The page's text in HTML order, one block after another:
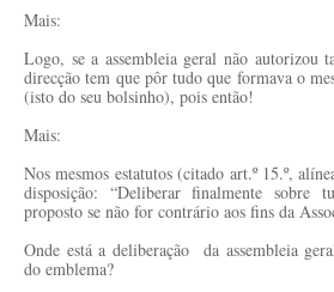
Mais:
Logo, se a assembleia geral não autorizou
direcção tem que pôr tudo que formava o
(isto do seu bolsinho), pois então!
Mais:
Nos mesmos estatutos (citado art.º 15.º,
disposição: “Deliberar finalmente
proposto se não for contrário aos fins da
Onde está a deliberação
da assembleia
do emblema?